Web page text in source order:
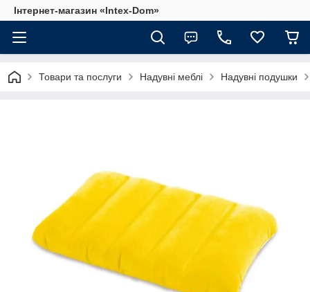
Інтернет-магазин «Intex-Dom»
Товари та послуги Надувні меблі Надувні подушки